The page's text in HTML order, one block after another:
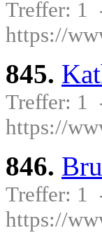
Treffer: 1
https://
845.
Treffer: 1
https://
846.
Treffer: 1
https://